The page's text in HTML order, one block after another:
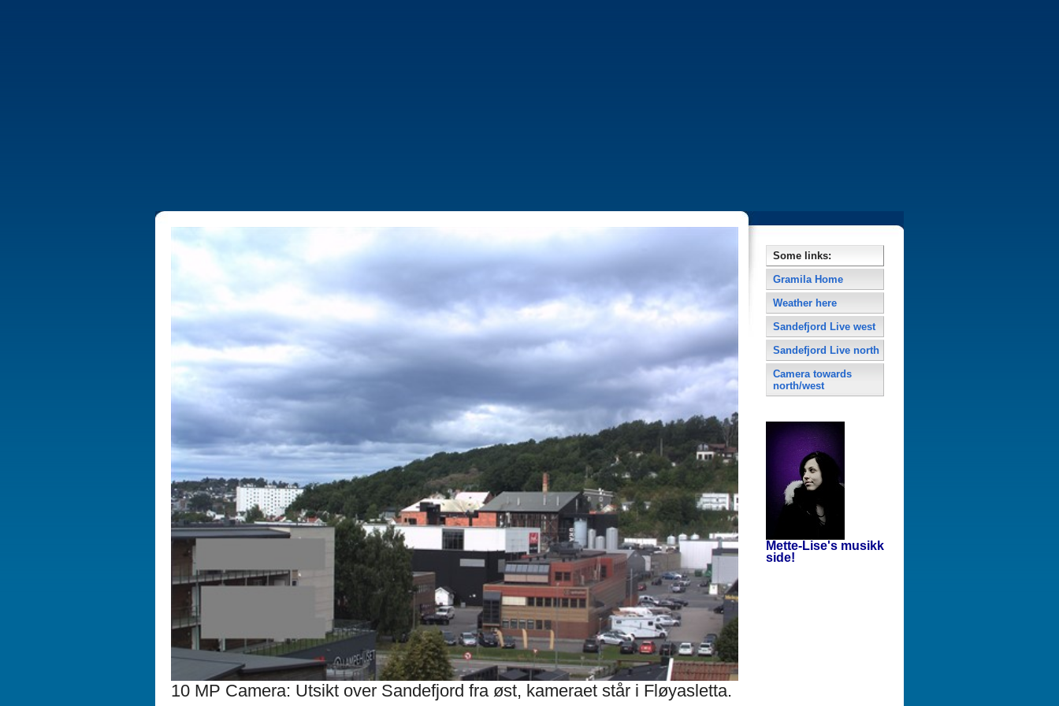
10 MP Camera: Utsikt over Sandefjord fra øst, kameraet står i Fløyasletta.
Some links:
Gramila Home
Weather here
Sandefjord Live west
Sandefjord Live north
Camera towards
north/west
Mette-Lise's musikk
side!